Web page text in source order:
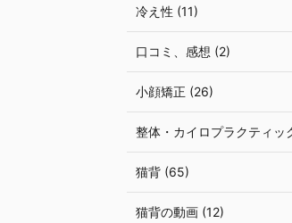
冷え性 (11)
口コミ、感想 (2)
小顔矯正 (26)
整体・カイロプラクティッ
猫背 (65)
猫背の動画 (12)